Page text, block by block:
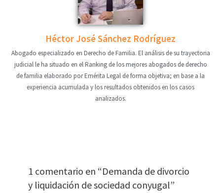
Héctor José Sánchez Rodríguez
Abogado especializado en Derecho de Familia. El análisis de su trayectoria
judicial le ha situado en el Ranking de los mejores abogados de derecho
de familia elaborado por Emérita Legal de forma objetiva; en base a la
experiencia acumulada y los resultados obtenidos en los casos
analizados.
1 comentario en “Demanda de divorcio
y liquidación de sociedad conyugal”